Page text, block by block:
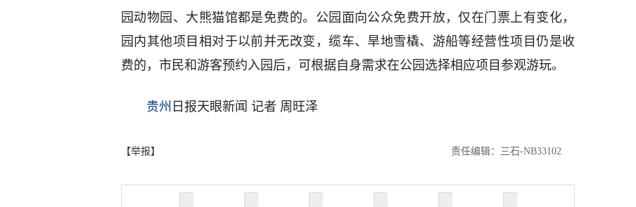
园动物园、大熊猫馆都是免费的。公园面向公众免费开放，仅在门票上有变化，
园内其他项目相对于以前并无改变，缆车、旱地雪橇、游船等经营性项目仍是收
费的，市民和游客预约入园后，可根据自身需求在公园选择相应项目参观游玩。
贵州 日报天眼新闻 记者 周旺泽
【举报】 责任编辑：三石-NB33102